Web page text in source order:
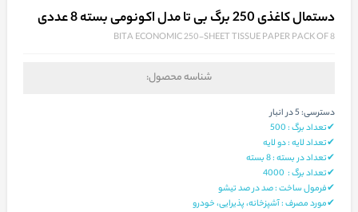
دستمال کاغذی 250 برگ بی تا مدل اکونومی بسته 8 عددی
BITA ECONOMIC 250-SHEET TISSUE PAPER PACK OF 8
شناسه محصول:
دسترسی:5 در انبار
✔تعداد برگ : 500
✔تعداد لایه : دو لایه
✔تعداد در بسته : 8 بسته
✔تعداد برگ : 4000
✔فرمول ساخت : صد در صد تیشو
✔مورد مصرف : آشپزخانه، پذیرایی، خودرو